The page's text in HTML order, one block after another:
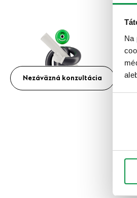
Na
Nezáväzná konzultácia